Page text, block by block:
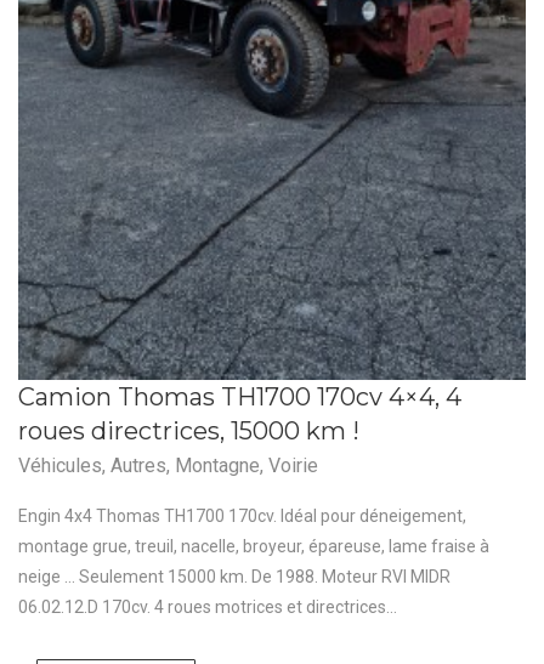
Camion Thomas TH1700 170cv 4×4, 4
roues directrices, 15000 km !
Véhicules, Autres, Montagne, Voirie
Engin 4x4 Thomas TH1700 170cv. Idéal pour déneigement,
montage grue, treuil, nacelle, broyeur, épareuse, lame fraise à
neige ... Seulement 15000 km. De 1988. Moteur RVI MIDR
06.02.12.D 170cv. 4 roues motrices et directrices...